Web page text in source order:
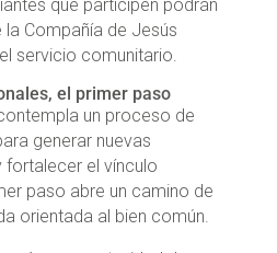
que participen podrán
Compañía de Jesús
servicio comunitario.
el primer paso
un proceso de
generar nuevas
fortalecer el vínculo
paso abre un camino de
orientada al bien común.